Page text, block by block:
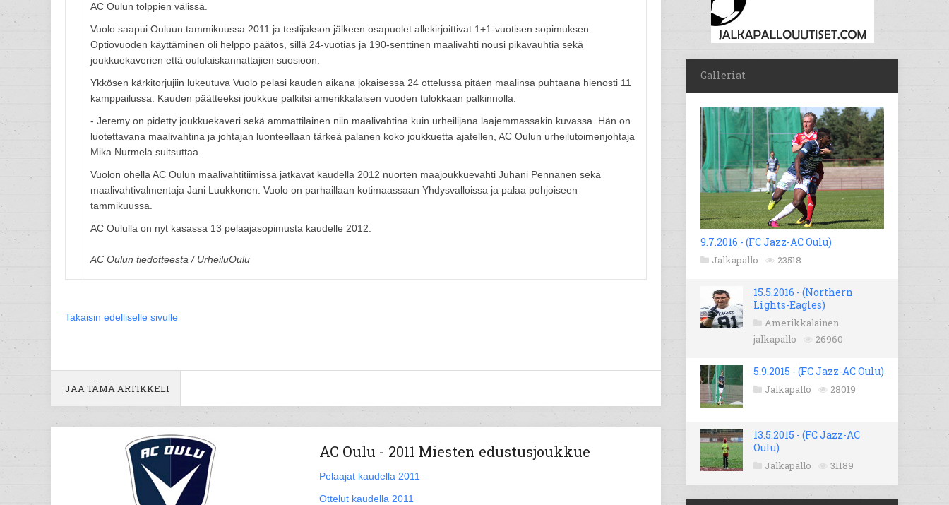
AC Oulun tolppien välissä.
Vuolo saapui Ouluun tammikuussa 2011 ja testijakson jälkeen osapuolet allekirjoittivat 1+1-vuotisen sopimuksen.
Optiovuoden käyttäminen oli helppo päätös, sillä 24-vuotias ja 190-senttinen maalivahti nousi pikavauhtia sekä
joukkuekaverien että oululaiskannattajien suosioon.
Ykkösen kärkitorjujiin lukeutuva Vuolo pelasi kauden aikana jokaisessa 24 ottelussa pitäen maalinsa puhtaana hienosti 11
kamppailussa. Kauden päätteeksi joukkue palkitsi amerikkalaisen vuoden tulokkaan palkinnolla.
- Jeremy on pidetty joukkuekaveri sekä ammattilainen niin maalivahtina kuin urheilijana laajemmassakin kuvassa. Hän on
luotettavana maalivahtina ja johtajan luonteellaan tärkeä palanen koko joukkuetta ajatellen, AC Oulun urheilutoimenjohtaja
Mika Nurmela suitsuttaa.
Vuolon ohella AC Oulun maalivahtitiimissä jatkavat kaudella 2012 nuorten maajoukkuevahti Juhani Pennanen sekä
maalivahtivalmentaja Jani Luukkonen. Vuolo on parhaillaan kotimaassaan Yhdysvalloissa ja palaa pohjoiseen
tammikuussa.
AC Oululla on nyt kasassa 13 pelaajasopimusta kaudelle 2012.
AC Oulun tiedotteesta / UrheiluOulu
Takaisin edelliselle sivulle
JAA TÄMÄ ARTIKKELI
AC Oulu - 2011 Miesten edustusjoukkue
Pelaajat kaudella 2011
Ottelut kaudella 2011
Galleriat
9.7.2016 - (FC Jazz-AC Oulu)
Jalkapallo 23518
15.5.2016 - (Northern
Lights-Eagles)
Amerikkalainen
jalkapallo
26960
5.9.2015 - (FC Jazz-AC Oulu)
Jalkapallo 28019
13.5.2015 - (FC Jazz-AC
Oulu)
Jalkapallo 31189